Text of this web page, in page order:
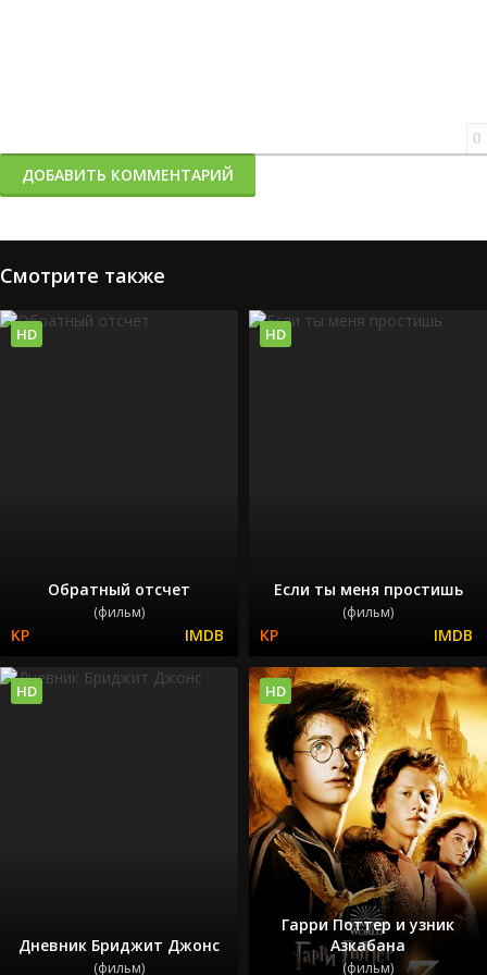
0
ДОБАВИТЬ КОММЕНТАРИЙ
Смотрите также
Обратный отсчет
(фильм)
HD
Если ты меня простишь
(фильм)
HD
Дневник Бриджит Джонс
(фильм)
HD
Гарри Поттер и узник
Азкабана
(фильм)
HD